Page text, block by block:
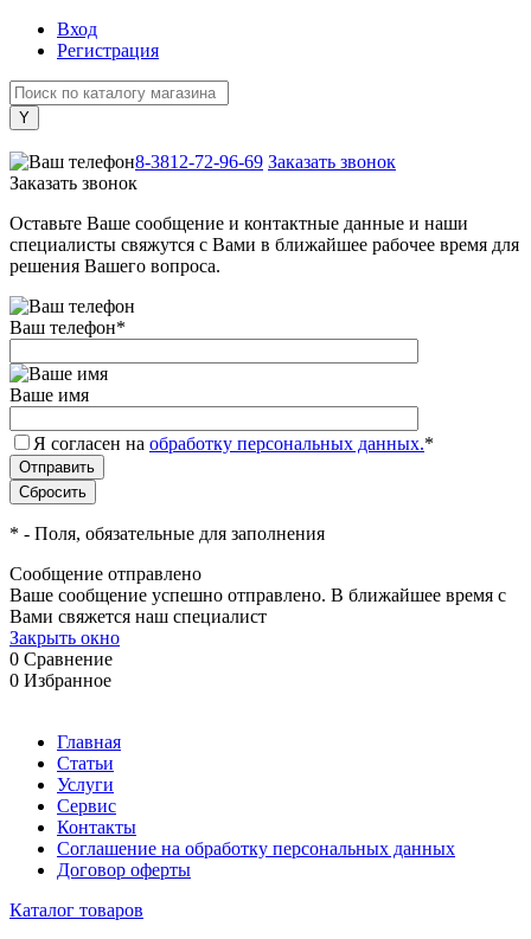
Вход
Регистрация
8-3812-72-96-69 Заказать звонок
Заказать звонок
Оставьте Ваше сообщение и контактные данные и наши
специалисты свяжутся с Вами в ближайшее рабочее время для
решения Вашего вопроса.
Ваш телефон*
Ваше имя
Я согласен на обработку персональных данных.*
* - Поля, обязательные для заполнения
Сообщение отправлено
Ваше сообщение успешно отправлено. В ближайшее время с
Вами свяжется наш специалист
Закрыть окно
0 Сравнение
0 Избранное
Главная
Статьи
Услуги
Сервис
Контакты
Соглашение на обработку персональных данных
Договор оферты
Каталог товаров